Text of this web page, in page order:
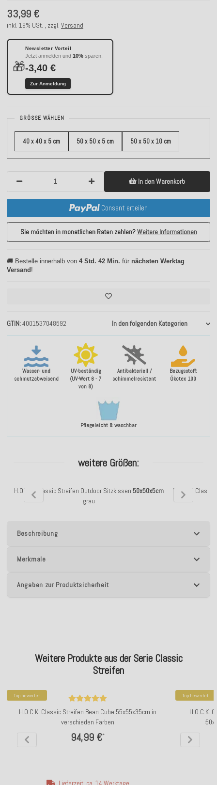
Wasser- und
schmutzabweisend
UV-beständig
(UV-Wert 6 - 7
von 8)
Antibakteriell /
schimmelresistent
Bezugsstoff:
Ökotex 100
Pflegeleicht & waschbar
GTIN 4001537048592 In den folgenden Kategorien
33,99 €
inkl. 19% USt. , zzgl. Versand
🎁
Newsletter Vorteil
Jetzt anmelden und 10% sparen:
-3,40 €
Zur Anmeldung
GRÖSSE WÄHLEN
40 x 40 x 5 cm 50 x 50 x 5 cm 50 x 50 x 10 cm
In den Warenkorb
Consent erteilen
Sie möchten in monatlichen Raten zahlen?Weitere Informationen
🚚 Bestelle innerhalb von 4 Std. 42 Min. für nächsten Werktag
Versand!
weitere Größen:
H.O.C.K. Classic Streifen Outdoor Sitzkissen 50x50x5cm
grau
H.O.C.K.
Beschreibung
Merkmale
Angaben zur Produktsicherheit
Weitere Produkte aus der Serie Classic
Streifen
Top bewertet
H.O.C.K. Classic Streifen Bean Cube 55x55x35cm in
verschieden Farben
94,99 €*
Lieferzeit: ca. 14 Werktage
Top bewertet
H.O.C.K.